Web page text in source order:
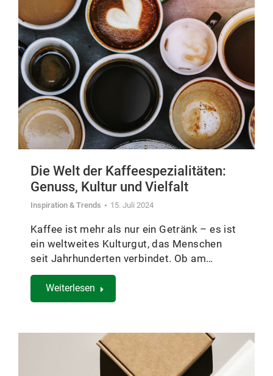
Die Welt der Kaffeespezialitäten:
Genuss, Kultur und Vielfalt
Inspiration & Trends 15. Juli 2024
Kaffee ist mehr als nur ein Getränk – es ist
ein weltweites Kulturgut, das Menschen
seit Jahrhunderten verbindet. Ob am…
Weiterlesen